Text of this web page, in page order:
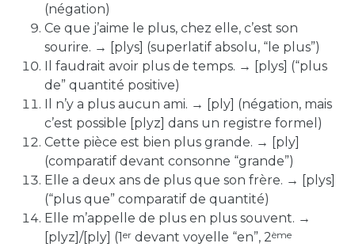
(négation)
Ce que j’aime le plus, chez elle, c’est son
sourire. → [plys] (superlatif absolu, “le plus”)
Il faudrait avoir plus de temps. → [plys] (“plus
de” quantité positive)
Il n’y a plus aucun ami. → [ply] (négation, mais
c’est possible [plyz] dans un registre formel )
Cette pièce est bien plus grande. → [ply]
(comparatif devant consonne “grande”)
Elle a deux ans de plus que son frère. → [plys]
(“plus que” comparatif de quantité)
Elle m’appelle de plus en plus souvent. →
[plyz]/[ply] (1er devant voyelle “en”, 2ème